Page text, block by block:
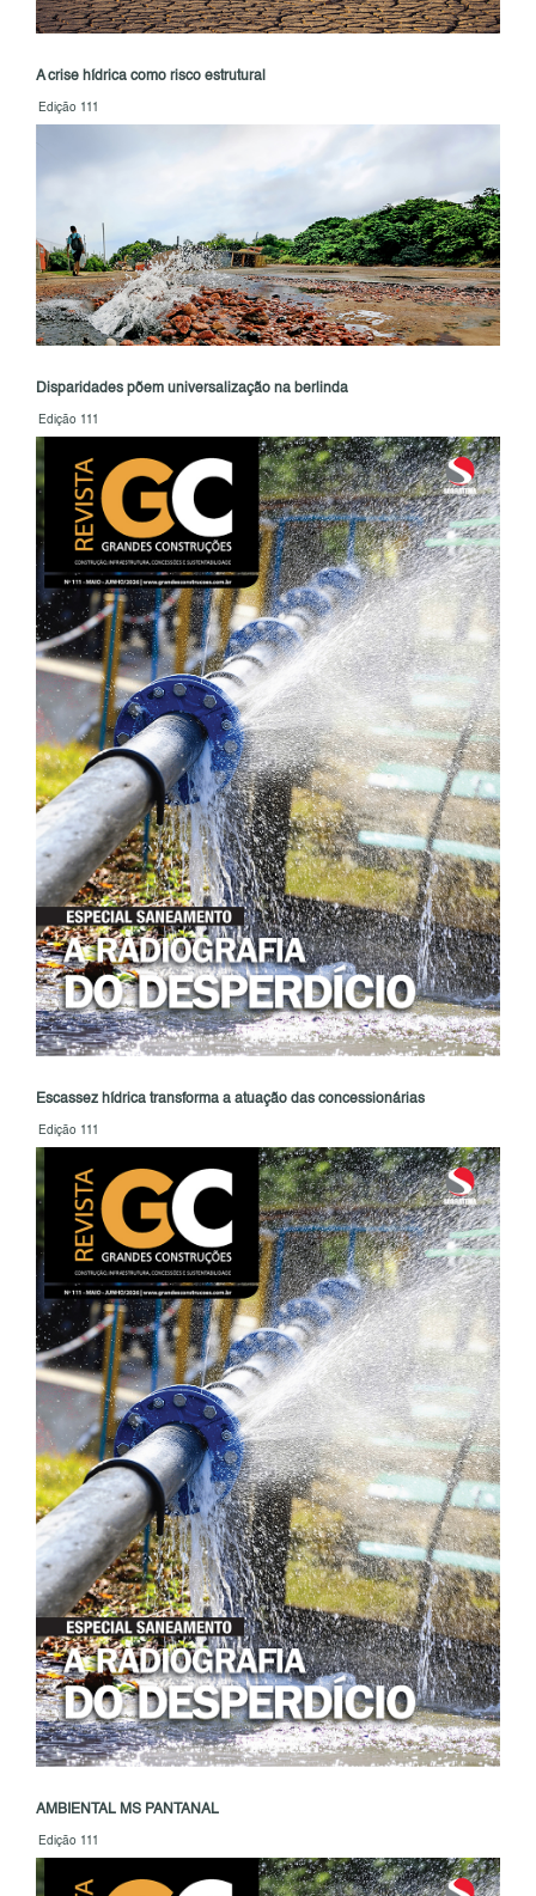
A crise hídrica como risco estrutural
Edição 111
Disparidades põem universalização na berlinda
Edição 111
Escassez hídrica transforma a atuação das concessionárias
Edição 111
AMBIENTAL MS PANTANAL
Edição 111